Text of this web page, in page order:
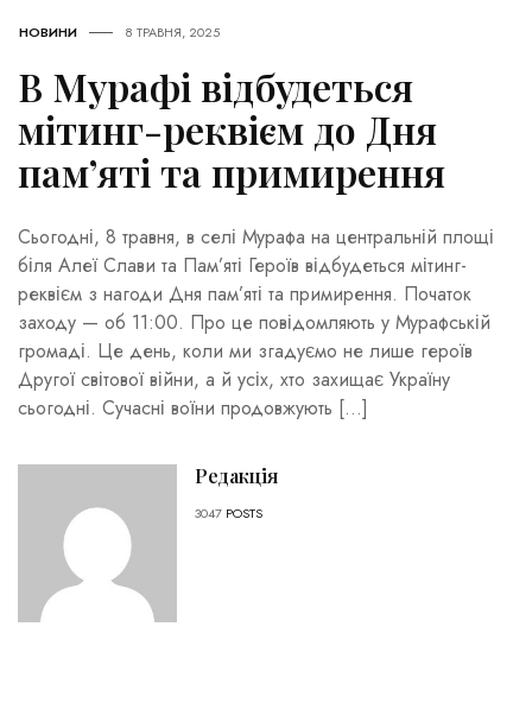
НОВИНИ 8 ТРАВНЯ, 2025
В Мурафі відбудеться
мітинг-реквієм до Дня
пам’яті та примирення
Сьогодні, 8 травня, в селі Мурафа на центральній площі
біля Алеї Слави та Пам’яті Героїв відбудеться мітинг-
реквієм з нагоди Дня пам’яті та примирення. Початок
заходу — об 11:00. Про це повідомляють у Мурафській
громаді. Це день, коли ми згадуємо не лише героїв
Другої світової війни, а й усіх, хто захищає Україну
сьогодні. Сучасні воїни продовжують […]
Редакція
3047 POSTS